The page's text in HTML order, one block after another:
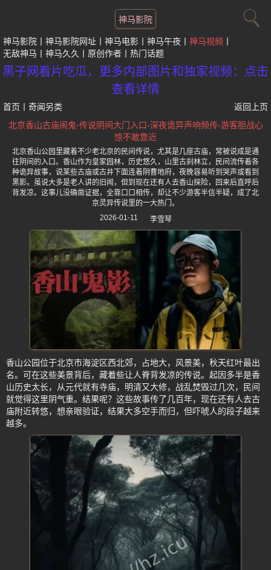
神马影院
神马影院 神马影院网址 神马电影 神马午夜
神马视频
无敌神马
神马久久 原创作者 热门话题
黑子网看片吃瓜，更多内部图片和独家视频：点击
查看详情
首页 奇闻另类
返回上页
北京香山古庙闹鬼-传说阴间大门入口-深夜诡异声响频传-游客胆战心
惊不敢靠近
北京香山公园里藏着不少老北京的民间传说，尤其是几座古庙，常被说成是通
往阴间的入口。香山作为皇家园林，历史悠久，山里古刹林立，民间流传着各
种诡异故事，说某些古庙或古井下面连着阴曹地府，夜晚容易听到哭声或看到
黑影。虽说大多是老人讲的旧闻，但到现在还有人去香山探险，回来后直呼后
背发凉。这事儿没确凿证据，全靠口口相传，却让不少游客半信半疑，成了北
京灵异传说里的一大热门。
2026-01-11
李雪琴
香山公园位于北京市海淀区西北郊，占地大，风景美，秋天红叶最出
名。可在这些美景背后，藏着些让人脊背发凉的传说。起因多半是香
山历史太长，从元代就有寺庙，明清又大修，战乱焚毁过几次，民间
就觉得这里阴气重。结果呢？这些故事传了几百年，现在还有人去古
庙附近转悠，想亲眼验证，结果大多空手而归，但吓唬人的段子越来
越多。